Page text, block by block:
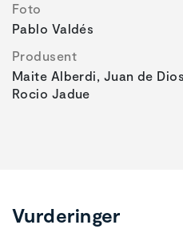
Foto
Pablo Valdés
Produsent
Maite Alberdi, Juan de
Rocio Jadue
Vurderinger